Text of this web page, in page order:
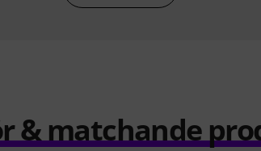
& matchande